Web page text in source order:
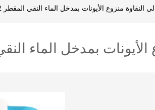
منزوع الأيونات بمدخل الماء النقي المقطر 2 لتر / دقيقة
بمدخل الماء النقي المقطر 2